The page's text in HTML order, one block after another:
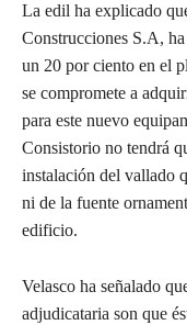
La edil ha explicado
Construcciones S.A,
un 20 por ciento en el
se compromete a
para este nuevo
Consistorio no tendrá
instalación del vallado
ni de la fuente
edificio.
Velasco ha señalado
adjudicataria son que